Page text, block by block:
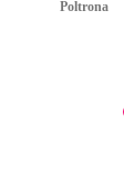
Poltrona